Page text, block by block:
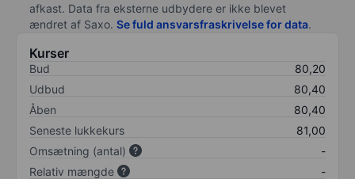
afkast. Data fra eksterne udbydere er ikke blevet
ændret af Saxo. Se fuld ansvarsfraskrivelse for data.
Kurser
Bud
80,20
Udbud
80,40
Åben
80,40
Seneste lukkekurs
81,00
Omsætning (antal)
-
Relativ mængde
-